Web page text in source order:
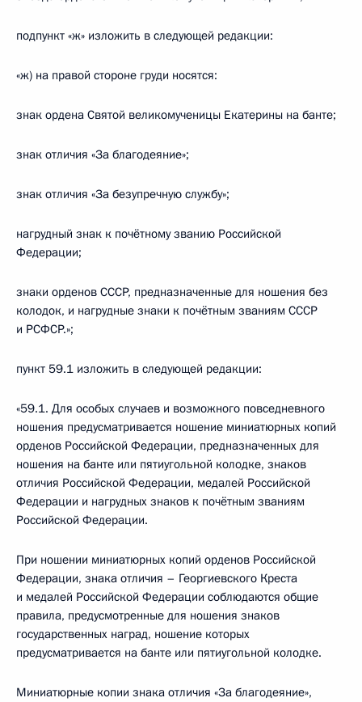
подпункт «ж» изложить в следующей редакции:
«ж) на правой стороне груди носятся:
знак ордена Святой великомученицы Екатерины на банте;
знак отличия «За благодеяние»;
знак отличия «За безупречную службу»;
нагрудный знак к почётному званию Российской
Федерации;
знаки орденов СССР, предназначенные для ношения без
колодок, и нагрудные знаки к почётным званиям СССР
и РСФСР.»;
пункт 59.1 изложить в следующей редакции:
«59.1. Для особых случаев и возможного повседневного
ношения предусматривается ношение миниатюрных копий
орденов Российской Федерации, предназначенных для
ношения на банте или пятиугольной колодке, знаков
отличия Российской Федерации, медалей Российской
Федерации и нагрудных знаков к почётным званиям
Российской Федерации.
При ношении миниатюрных копий орденов Российской
Федерации, знака отличия – Георгиевского Креста
и медалей Российской Федерации соблюдаются общие
правила, предусмотренные для ношения знаков
государственных наград, ношение которых
предусматривается на банте или пятиугольной колодке.
Миниатюрные копии знака отличия «За благодеяние»,